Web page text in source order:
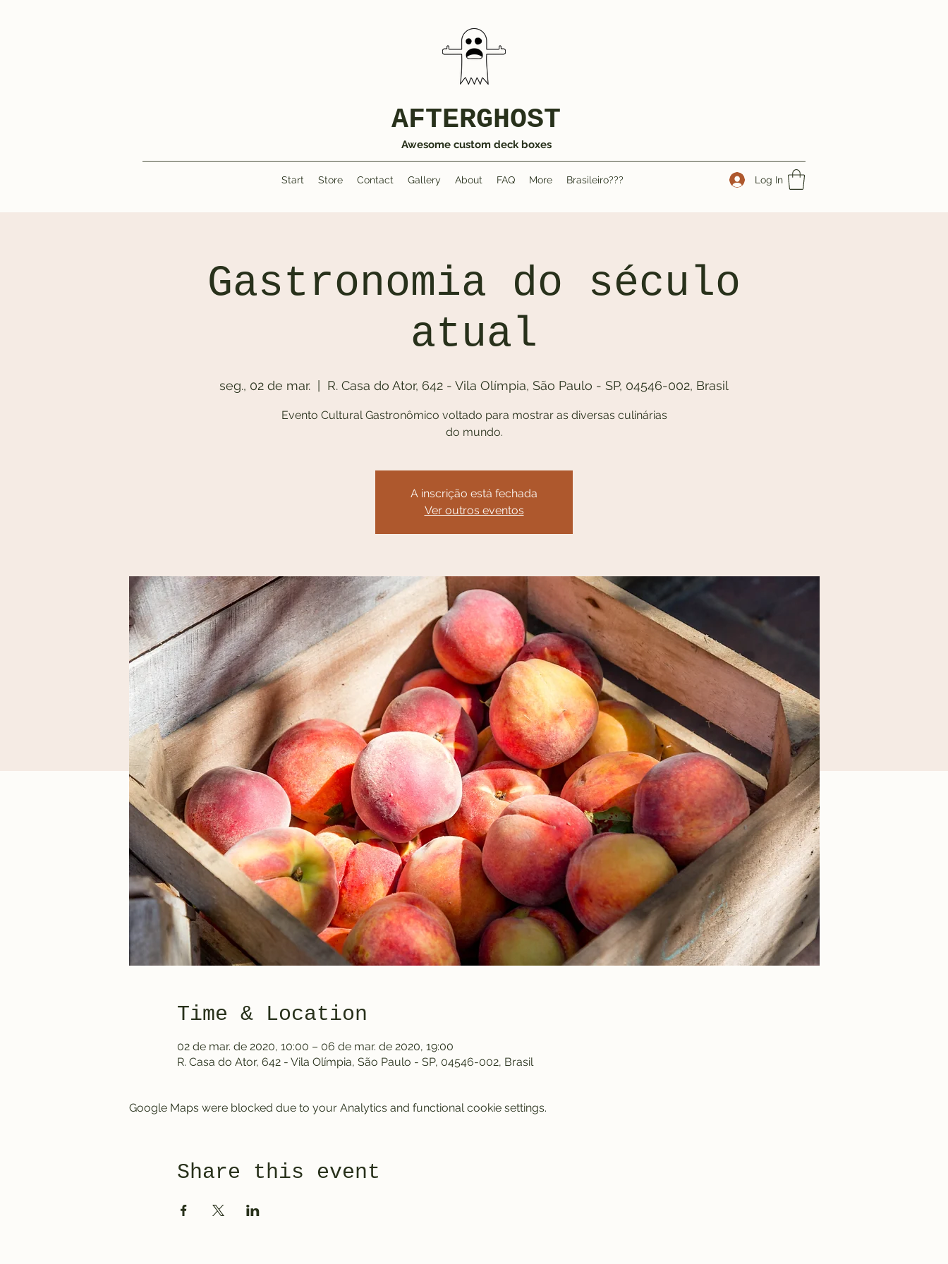
AFTERGHOST
Awesome custom deck boxes
Start Store Contact Gallery About FAQ More Brasileiro??? Log In
Gastronomia do século
atual
seg., 02 de mar.
  |
R. Casa do Ator, 642 - Vila Olímpia, São Paulo - SP, 04546-002, Brasil
Evento Cultural Gastronômico voltado para mostrar as diversas culinárias
do mundo.
A inscrição está fechada
Ver outros eventos
Time & Location
02 de mar. de 2020, 10:00 – 06 de mar. de 2020, 19:00
R. Casa do Ator, 642 - Vila Olímpia, São Paulo - SP, 04546-002, Brasil
Google Maps were blocked due to your Analytics and functional cookie settings.
Share this event